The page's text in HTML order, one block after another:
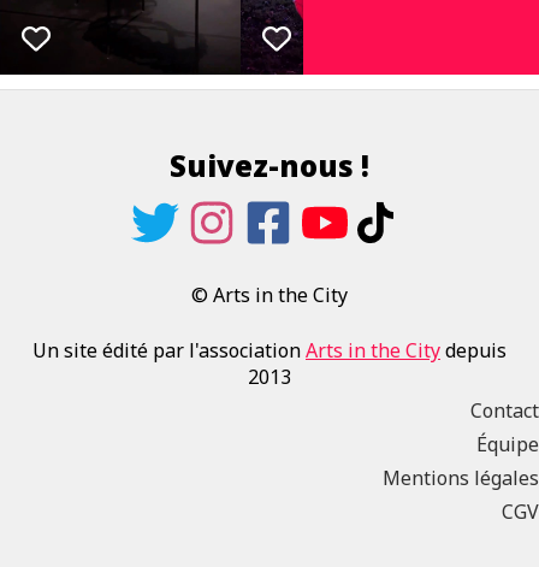
Suivez-nous !
© Arts in the City
Un site édité par l'associationArts in the Citydepuis
2013
Contact
Équipe
Mentions légales
CGV